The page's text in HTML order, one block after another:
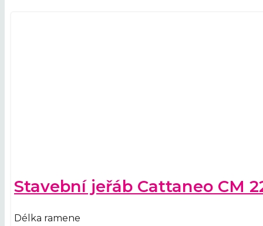
Stavební jeřáb Cattaneo CM
Délka ramene